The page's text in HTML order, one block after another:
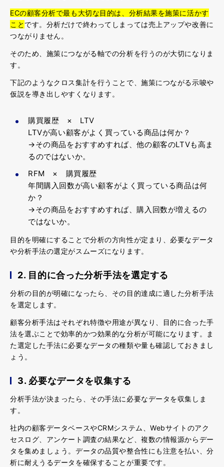
ECの顧客分析で最も大切な目的は、分析結果を施策に活かす
こと です。分析だけで終わってしまっては売上アップや改善に
つながりません。
そのため、施策につながる軸での分析を行うのが大切になりま
す。
下記のようなクロス集計を行うことで、施策につながる示唆や
仮説を導き出しやすくなります。
購買履歴 × LTV
LTVが高い顧客がよく買っている商品は何か？
→その商品をおすすめすれば、他の顧客のLTVも高ま
るのではないか。
RFM × 購買履歴
年間購入回数が高い顧客がよく買っている商品は何
か？
→その商品をおすすめすれば、購入回数が増えるの
ではないか。
目的を明確にすることで分析の方向性が定まり、必要なデータ
や分析手法の選定がスムーズになります。
2. 目的に合った分析手法を選定する
分析の目的が明確になったら、その目的達成に適した分析手法
を選定します。
顧客分析手法はそれぞれ特徴や用途が異なり、目的に合った手
法を選ぶことで効率的かつ効果的な分析が可能になります。ま
た選定した手法に必要なデータの種類や量も確認しておきまし
ょう。
3. 必要なデータを収集する
分析手法が決まったら、その手法に必要なデータを収集しま
す。
社内の顧客データベースやCRMシステム、Webサイトのアク
セスログ、アンケート調査の結果など、複数の情報源からデー
タを集めましょう。データの品質や整合性にも注意を払い、分
析に耐えうるデータを確保することが重要です。